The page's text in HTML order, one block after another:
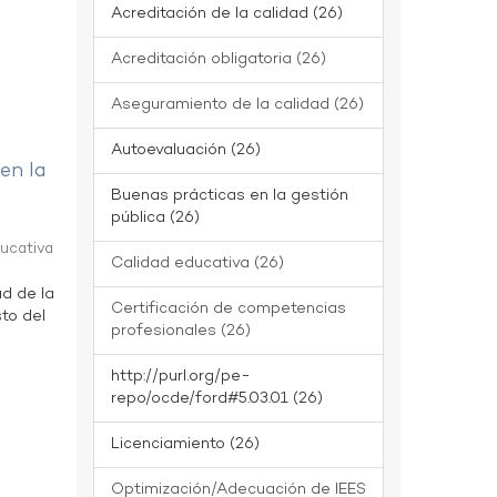
la
de la
del
Acreditación de la calidad (26)
Acreditación obligatoria (26)
Aseguramiento de la calidad (26)
Autoevaluación (26)
Buenas prácticas en la gestión
pública (26)
Calidad educativa (26)
Certificación de competencias
profesionales (26)
http://purl.org/pe-
repo/ocde/ford#5.03.01 (26)
Licenciamiento (26)
Optimización/Adecuación de IEES